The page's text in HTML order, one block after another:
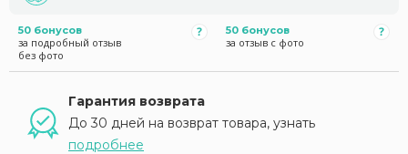
50 бонусов
за подробный отзыв
без фото
50 бонусов
за отзыв с фото
Гарантия возврата
До 30 дней на возврат товара, узнать
подробнее